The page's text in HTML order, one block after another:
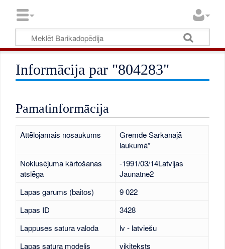
Informācija par "804283"
Pamatinformācija
Attēlojamais nosaukums
Gremde Sarkanajā
laukumā*
Noklusējuma kārtošanas
atslēga
-1991/03/14Latvijas
Jaunatne2
Lapas garums (baitos)
9 022
Lapas ID
3428
Lappuses satura valoda
lv - latviešu
Lapas satura modelis
vikiteksts